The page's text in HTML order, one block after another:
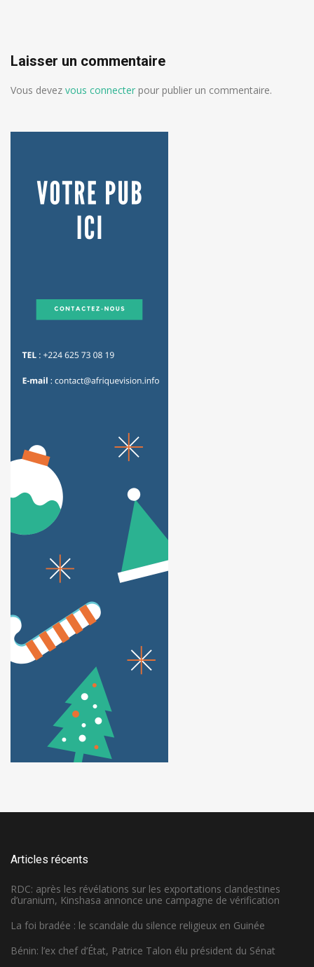
Laisser un commentaire
Vous devez vous connecter pour publier un commentaire.
Articles récents
RDC: après les révélations sur les exportations clandestines
d’uranium, Kinshasa annonce une campagne de vérification
La foi bradée : le scandale du silence religieux en Guinée
Bénin: l’ex chef d’État, Patrice Talon élu président du Sénat